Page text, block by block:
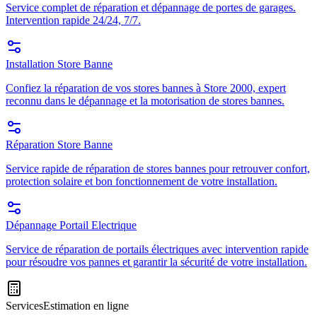
Service complet de réparation et dépannage de portes de garages.
Intervention rapide 24/24, 7/7.
Installation Store Banne
Confiez la réparation de vos stores bannes à Store 2000, expert
reconnu dans le dépannage et la motorisation de stores bannes.
Réparation Store Banne
Service rapide de réparation de stores bannes pour retrouver confort,
protection solaire et bon fonctionnement de votre installation.
Dépannage Portail Electrique
Service de réparation de portails électriques avec intervention rapide
pour résoudre vos pannes et garantir la sécurité de votre installation.
ServicesEstimation en ligne